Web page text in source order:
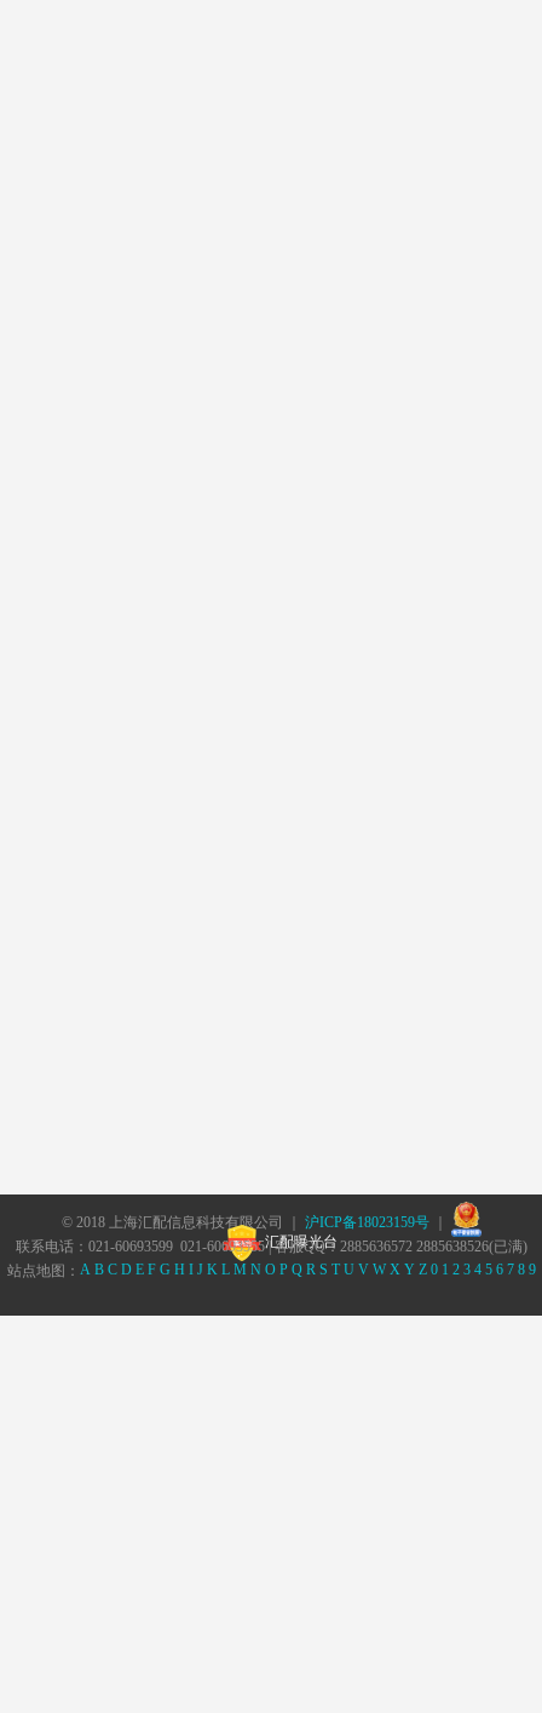
© 2018 上海汇配信息科技有限公司 ｜ 沪ICP备18023159号｜
汇配曝光台
联系电话：021-60693599 021-60693555 | 客服QQ：2885636572 2885638526(已满)
站点地图： A B C D E F G H I J K L M N O P Q R S T U V W X Y Z 0 1 2 3 4 5 6 7 8 9